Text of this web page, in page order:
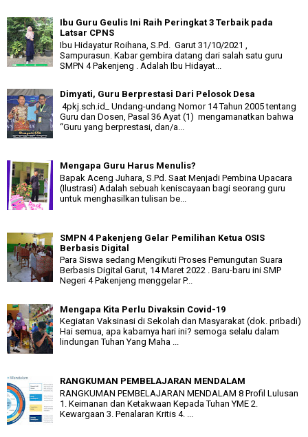
Ibu Guru Geulis Ini Raih Peringkat 3 Terbaik pada
Latsar CPNS
Ibu Hidayatur Roihana, S.Pd. Garut 31/10/2021 ,
Sampurasun. Kabar gembira datang dari salah satu guru
SMPN 4 Pakenjeng . Adalah Ibu Hidayat...
Dimyati, Guru Berprestasi Dari Pelosok Desa
4pkj.sch.id_ Undang-undang Nomor 14 Tahun 2005 tentang
Guru dan Dosen, Pasal 36 Ayat (1) mengamanatkan bahwa
“Guru yang berprestasi, dan/a...
Mengapa Guru Harus Menulis?
Bapak Aceng Juhara, S.Pd. Saat Menjadi Pembina Upacara
(Ilustrasi) Adalah sebuah keniscayaan bagi seorang guru
untuk menghasilkan tulisan be...
SMPN 4 Pakenjeng Gelar Pemilihan Ketua OSIS
Berbasis Digital
Para Siswa sedang Mengikuti Proses Pemungutan Suara
Berbasis Digital Garut, 14 Maret 2022 . Baru-baru ini SMP
Negeri 4 Pakenjeng menggelar P...
Mengapa Kita Perlu Divaksin Covid-19
Kegiatan Vaksinasi di Sekolah dan Masyarakat (dok. pribadi)
Hai semua, apa kabarnya hari ini? semoga selalu dalam
lindungan Tuhan Yang Maha ...
RANGKUMAN PEMBELAJARAN MENDALAM
RANGKUMAN PEMBELAJARAN MENDALAM 8 Profil Lulusan
1. Keimanan dan Ketakwaan Kepada Tuhan YME 2.
Kewargaan 3. Penalaran Kritis 4. ...